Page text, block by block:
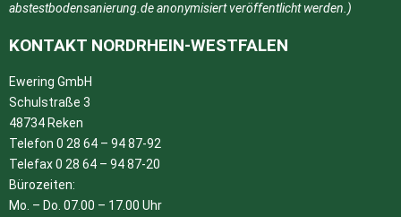
abstestbodensanierung.de anonymisiert veröffentlicht werden.)
KONTAKT NORDRHEIN-WESTFALEN
Ewering GmbH
Schulstraße 3
48734 Reken
Telefon 0 28 64 – 94 87-92
Telefax 0 28 64 – 94 87-20
Bürozeiten:
Mo. – Do. 07.00 – 17.00 Uhr